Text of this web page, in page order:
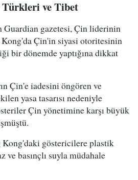
ve Tibet
Guardian gazetesi, Çin liderinin
Kong'da Çin'in siyasi otoritesinin
bir dönemde yaptığına dikkat
Çin'e iadesini öngören ve
yasa tasarısı nedeniyle
Çin yönetimine karşı büyük
göstericilere plastik
ve basınçlı suyla müdahale